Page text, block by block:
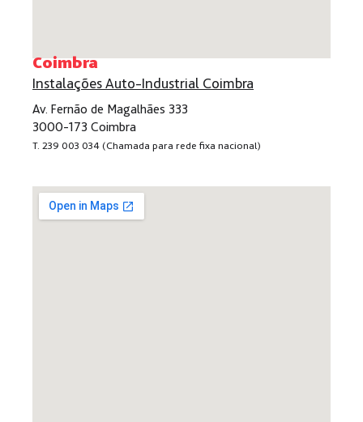
Coimbra
Instalações Auto-Industrial Coimbra
Av. Fernão de Magalhães 333
3000-173 Coimbra
T. 239 003 034 (Chamada para rede fixa nacional)